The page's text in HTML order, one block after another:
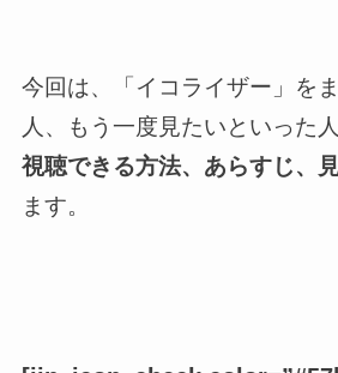
今回は、「イコライザー」を
人、もう一度見たいといった
視聴できる方法、あらすじ、
ます。